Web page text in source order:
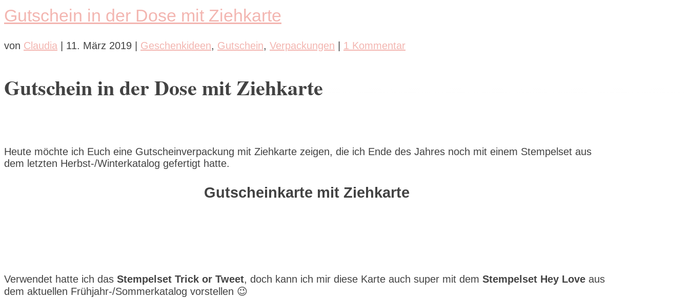
Gutschein in der Dose mit Ziehkarte
von Claudia 11. März 2019 Geschenkideen, Gutschein, Verpackungen 1 Kommentar
Gutschein in der Dose mit Ziehkarte
Heute möchte ich Euch eine Gutscheinverpackung mit Ziehkarte zeigen, die ich Ende des Jahres noch mit einem Stempelset aus
dem letzten Herbst-/Winterkatalog gefertigt hatte.
Gutscheinkarte mit Ziehkarte
Verwendet hatte ich das Stempelset Trick or Tweet, doch kann ich mir diese Karte auch super mit dem Stempelset Hey Love aus
dem aktuellen Frühjahr-/Sommerkatalog vorstellen 😉